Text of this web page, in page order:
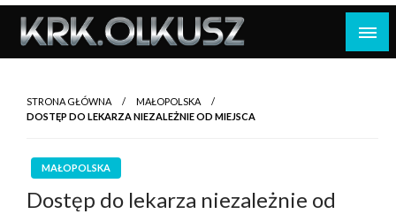
Skip
content
STRONA GŁÓWNA
MAŁOPOLSKA
DOSTĘP DO LEKARZA NIEZALEŻNIE OD MIEJSCA
MAŁOPOLSKA
Dostęp do lekarza niezależnie od